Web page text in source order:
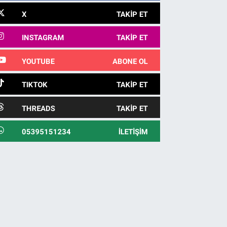
X TAKIP ET
INSTAGRAM TAKIP ET
YOUTUBE ABONE OL
TIKTOK TAKIP ET
THREADS TAKIP ET
05395151234 İLETIŞIM